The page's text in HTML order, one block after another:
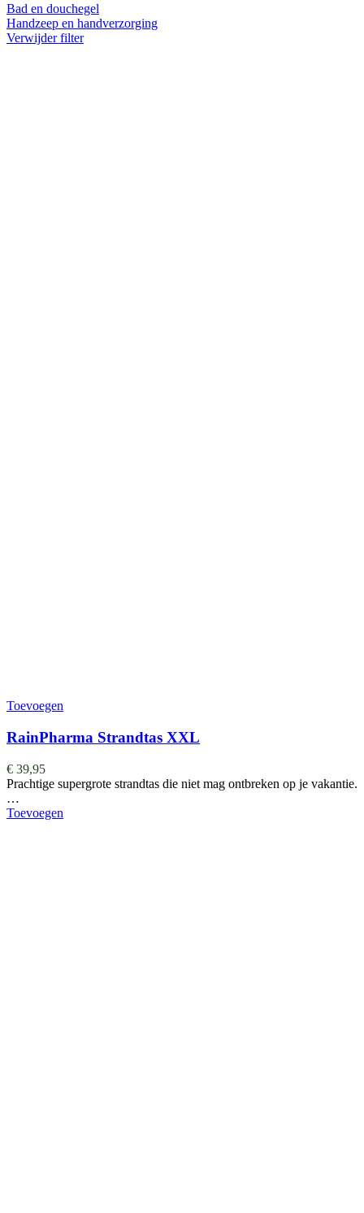
Bad en douchegel
Handzeep en handverzorging
Verwijder filter
Toevoegen
RainPharma Strandtas XXL
€ 39,95
Prachtige supergrote strandtas die niet mag ontbreken op je vakantie.
…
Toevoegen